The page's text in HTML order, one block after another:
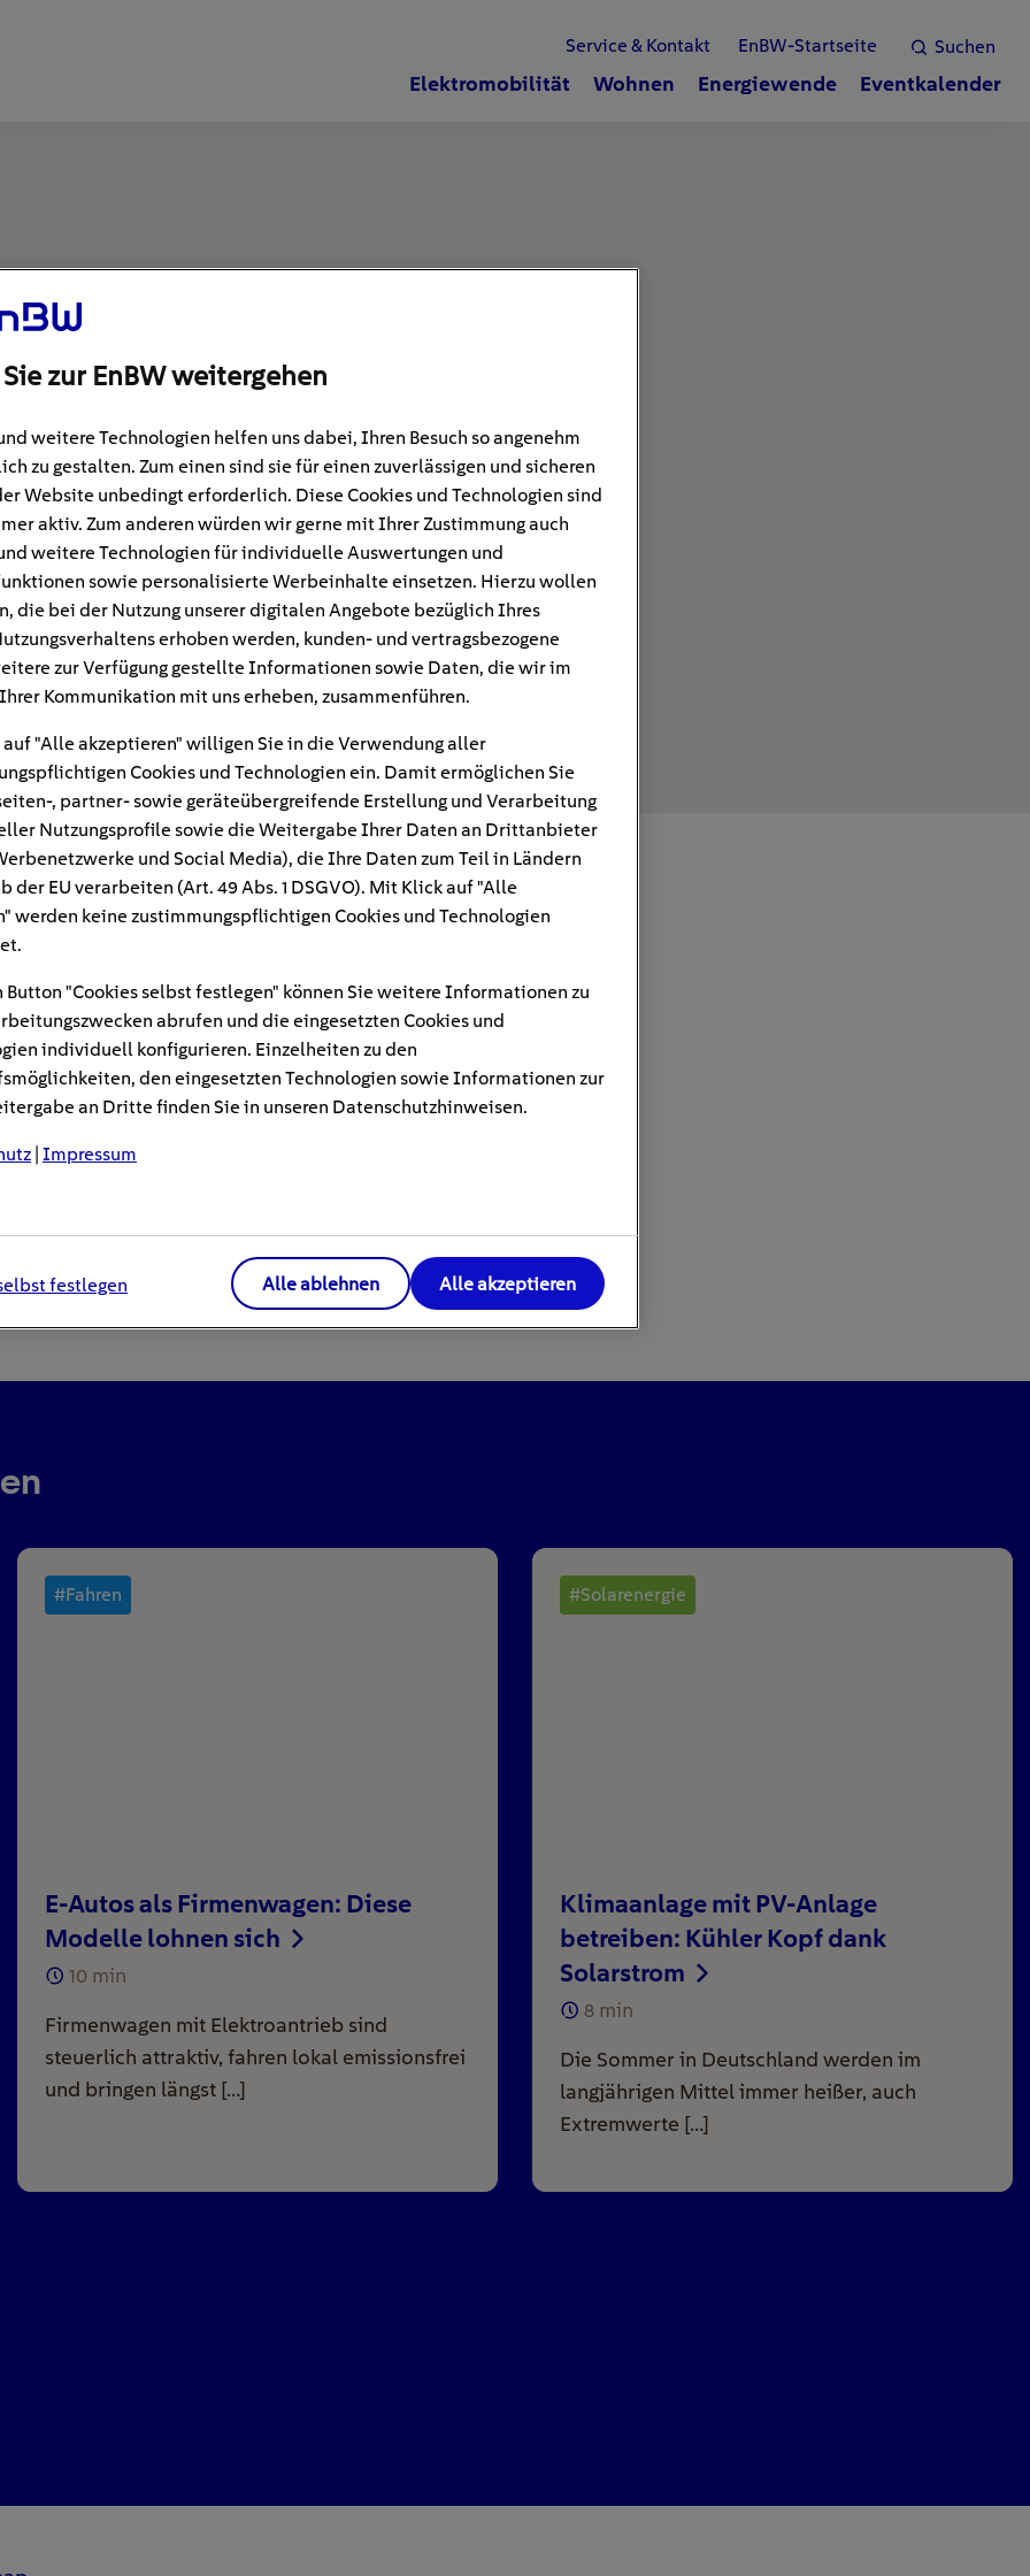
Suchen
Service & Kontakt EnBW-Startseite
Elektromobilität Wohnen Energiewende Eventkalender
#
#Fahren
E-Autos als Firmenwagen: Diese
Modelle lohnen sich
10 min
Firmenwagen mit Elektroantrieb sind
steuerlich attraktiv, fahren lokal emissionsfrei
und bringen längst […]
#Solarenergie
Klimaanlage mit PV-Anlage
betreiben: Kühler Kopf dank
Solarstrom
8 min
Die Sommer in Deutschland werden im
langjährigen Mittel immer heißer, auch
Extremwerte […]
zur EnBW weitergehen
weitere Technologien helfen uns dabei, Ihren Besuch so angenehm
zu gestalten. Zum einen sind sie für einen zuverlässigen und sicheren
Website unbedingt erforderlich. Diese Cookies und Technologien sind
aktiv. Zum anderen würden wir gerne mit Ihrer Zustimmung auch
weitere Technologien für individuelle Auswertungen und
sowie personalisierte Werbeinhalte einsetzen. Hierzu wollen
die bei der Nutzung unserer digitalen Angebote bezüglich Ihres
erhoben werden, kunden- und vertragsbezogene
zur Verfügung gestellte Informationen sowie Daten, die wir im
Kommunikation mit uns erheben, zusammenführen.
"Alle akzeptieren" willigen Sie in die Verwendung aller
Cookies und Technologien ein. Damit ermöglichen Sie
, partner- sowie geräteübergreifende Erstellung und Verarbeitung
Nutzungsprofile sowie die Weitergabe Ihrer Daten an Drittanbieter
und Social Media), die Ihre Daten zum Teil in Ländern
der EU verarbeiten (Art. 49 Abs. 1 DSGVO). Mit Klick auf "Alle
werden keine zustimmungspflichtigen Cookies und Technologien
Button "Cookies selbst festlegen" können Sie weitere Informationen zu
abrufen und die eingesetzten Cookies und
individuell konfigurieren. Einzelheiten zu den
den eingesetzten Technologien sowie Informationen zur
an Dritte finden Sie in unseren Datenschutzhinweisen.
| Impressum
festlegen Alle ablehnen Alle akzeptieren